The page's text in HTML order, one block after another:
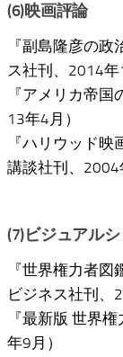
(6)映画評論
『副島隆彦の
ス社刊、2014年
『アメリカ帝
13年4月）
『ハリウッド
講談社刊、2004
(7)ビジュアル
『世界権力者
ビジネス社刊、
『最新版 世界
年9月）